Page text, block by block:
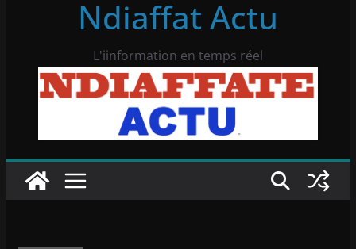
Ndiaffat Actu
L'iinformation en temps réel